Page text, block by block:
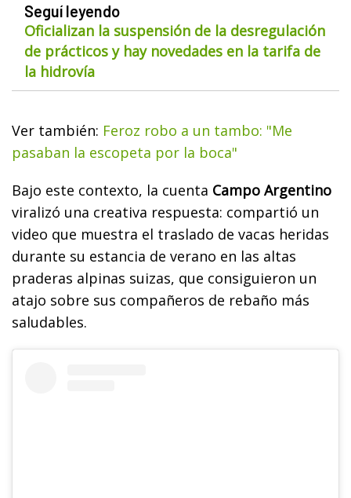
Seguí leyendo
Oficializan la suspensión de la desregulación
de prácticos y hay novedades en la tarifa de
la hidrovía
Ver también: Feroz robo a un tambo: "Me
pasaban la escopeta por la boca"
Bajo este contexto, la cuenta Campo Argentino
viralizó una creativa respuesta: compartió un
video que muestra el traslado de vacas heridas
durante su estancia de verano en las altas
praderas alpinas suizas, que consiguieron un
atajo sobre sus compañeros de rebaño más
saludables.